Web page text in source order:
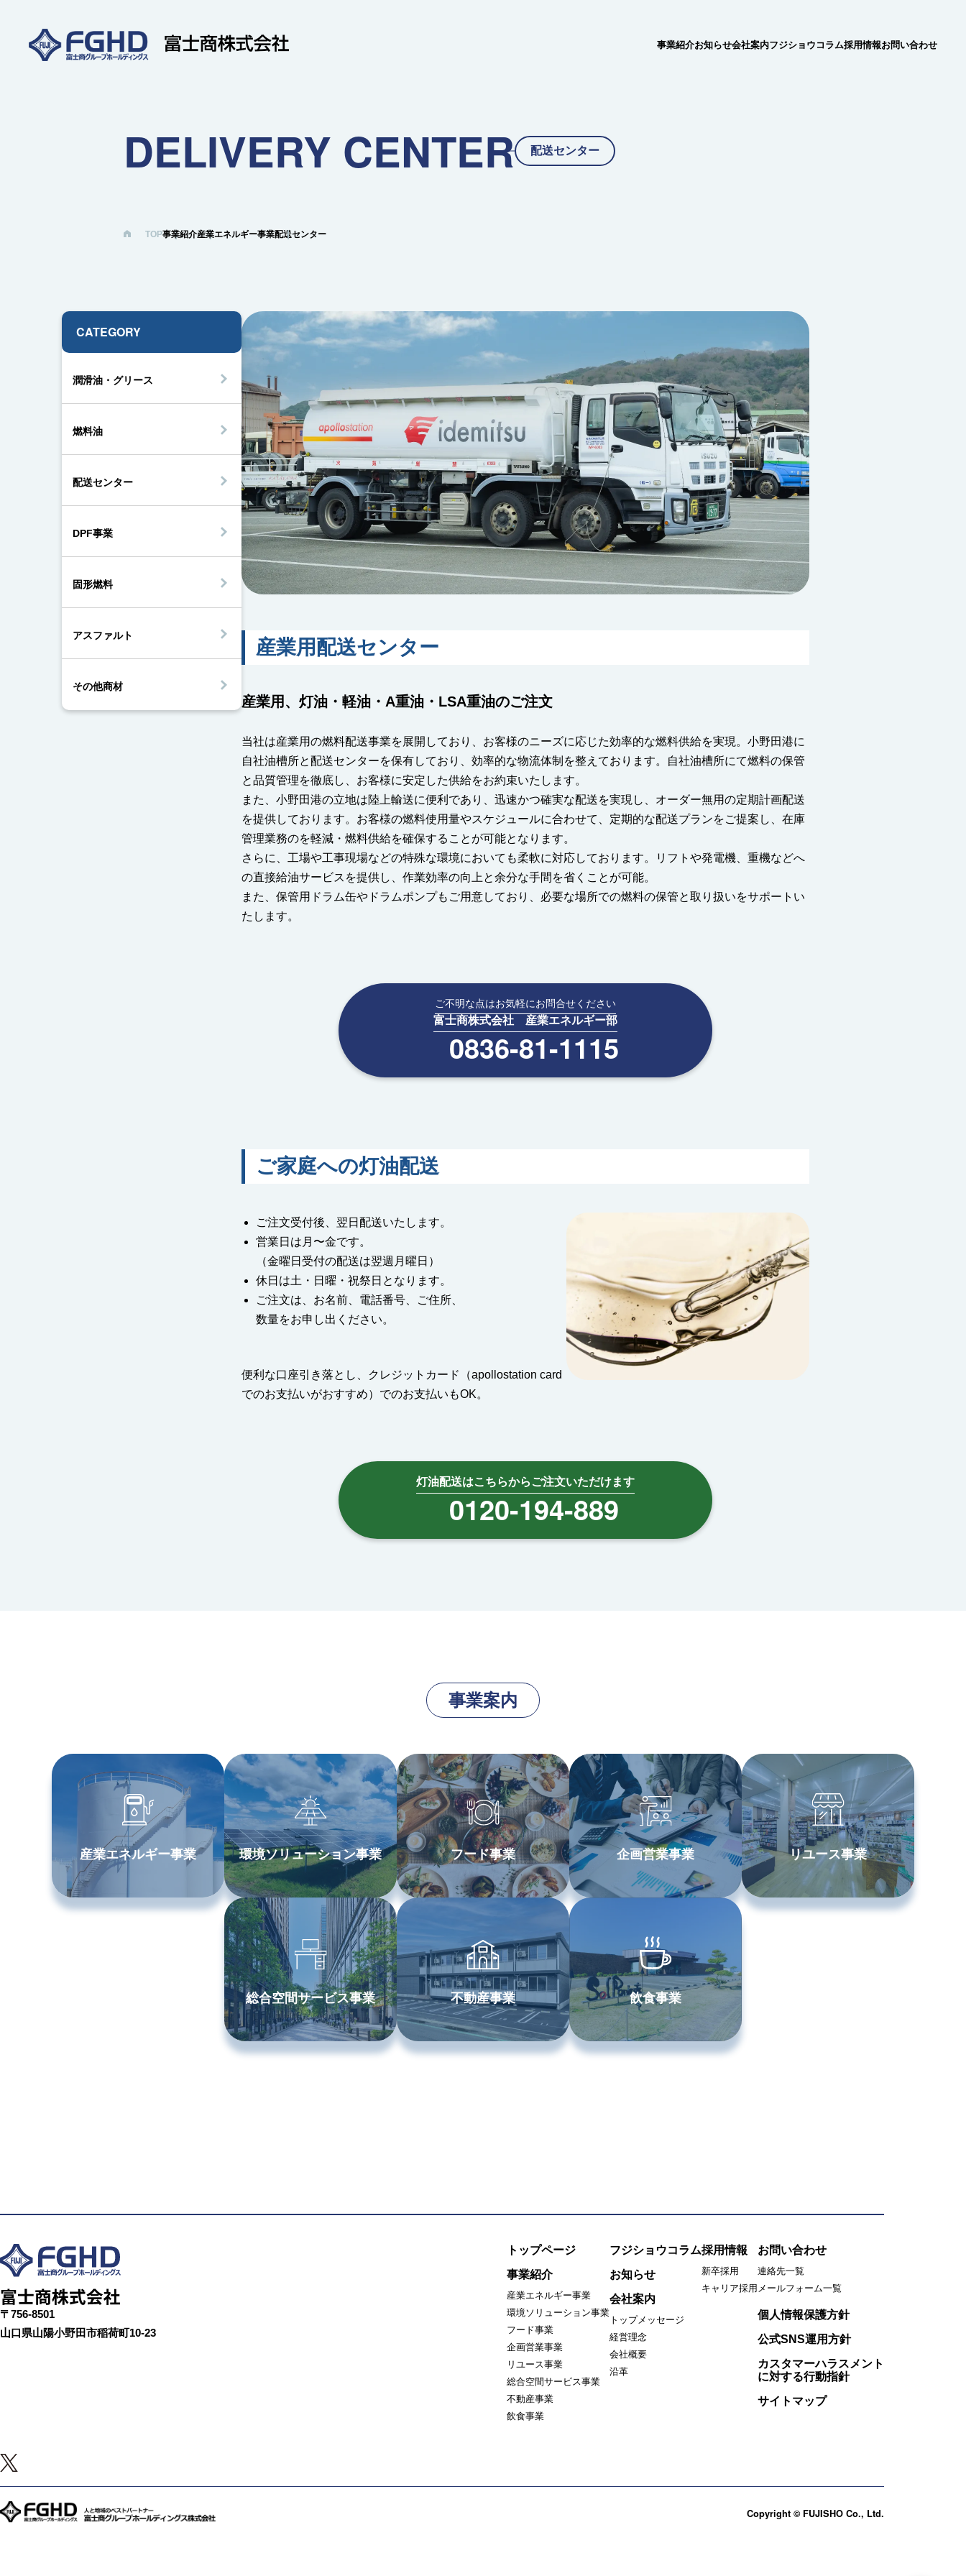
事業紹介お知らせ会社案内フジショウコラム採用情報お問い合わせ
DELIVERY CENTER 配送センター
TOP事業紹介産業エネルギー事業配送センター
産業用配送センター
産業⽤、灯油・軽油・A重油・LSA重油のご注⽂
当社は産業⽤の燃料配送事業を展開しており、お客様のニーズに応じた効率的な燃料供給を実現。⼩野⽥港に
⾃社油槽所と配送センターを保有しており、効率的な物流体制を整えております。⾃社油槽所にて燃料の保管
と品質管理を徹底し、お客様に安定した供給をお約束いたします。
また、⼩野⽥港の⽴地は陸上輸送に便利であり、迅速かつ確実な配送を実現し、オーダー無⽤の定期計画配送
を提供しております。お客様の燃料使⽤量やスケジュールに合わせて、定期的な配送プランをご提案し、在庫
管理業務のを軽減・燃料供給を確保することが可能となります。
さらに、⼯場や⼯事現場などの特殊な環境においても柔軟に対応しております。リフトや発電機、重機などへ
の直接給油サービスを提供し、作業効率の向上と余分な⼿間を省くことが可能。
また、保管⽤ドラム⽸やドラムポンプもご⽤意しており、必要な場所での燃料の保管と取り扱いをサポートい
たします。
ご不明な点はお気軽にお問合せください
富士商株式会社 産業エネルギー部
0836-81-1115
ご家庭への灯油配送
ご注文受付後、翌日配送いたします。
営業日は月〜金です。
（金曜日受付の配送は翌週月曜日）
休日は土・日曜・祝祭日となります。
ご注文は、お名前、電話番号、ご住所、
数量をお申し出ください。
便利な口座引き落とし、クレジットカード（apollostation card
でのお支払いがおすすめ）でのお支払いもOK。
灯油配送はこちらからご注文いただけます
0120-194-889
CATEGORY
潤滑油・グリース
燃料油
配送センター
DPF事業
固形燃料
アスファルト
その他商材
事業案内
産業エネルギー事業 環境ソリューション事業 フード事業 企画営業事業 リユース事業
総合空間サービス事業 不動産事業 飲食事業
〒756-8501
山口県山陽小野田市稲荷町10-23
トップページ
事業紹介
産業エネルギー事業
環境ソリューション事業
フード事業
企画営業事業
リユース事業
総合空間サービス事業
不動産事業
飲食事業
フジショウコラム
お知らせ
会社案内
トップメッセージ
経営理念
会社概要
沿革
採用情報
新卒採用
キャリア採用
お問い合わせ
連絡先一覧
メールフォーム一覧
個人情報保護方針
公式SNS運用方針
カスタマーハラスメント
に対する行動指針
サイトマップ
Copyright © FUJISHO Co., Ltd.